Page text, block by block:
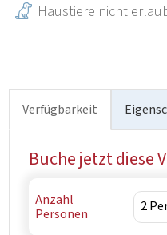
Haustiere nicht
Verfügbarkeit
Buche jetzt diese
Anzahl
Personen